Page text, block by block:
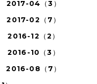
2017-04（3）
2017-02（7）
2016-12（2）
2016-10（3）
2016-08（7）